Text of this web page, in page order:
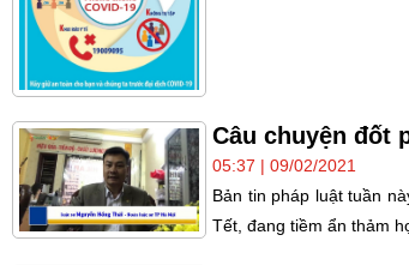
Câu chuyện đốt
05:37 | 09/02/2021
Bản tin pháp luật tuần
Tết, đang tiềm ẩn thảm